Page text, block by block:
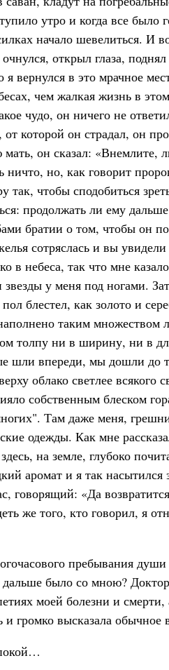
утро и когда все было
начало шевелиться. И
открыл глаза,
вернулся в это мрачное
чем жалкая жизнь в
чудо, он ничего не
которой он страдал, он
он сказал: «Внемлите,
ничто, но, как говорит
так, чтобы сподобиться
продолжать ли ему
братии о том, чтобы он
сотряслась и вы
в небеса, так что мне
у меня под ногами.
блестел, как золото и
таким множеством
толпу ни в ширину, ни в
шли впереди, мы дошли до
облако светлее всякого
собственным блеском
Там даже меня,
одежды. Как мне
на земле, глубоко
аромат и я так
говорящий: «Да
же того, кто говорил, я
пребывания
было со мною?
моей болезни и
громко высказала